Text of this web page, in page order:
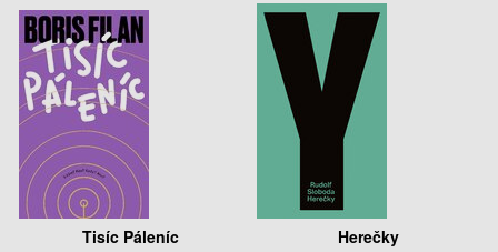
Tisíc Páleníc Herečky